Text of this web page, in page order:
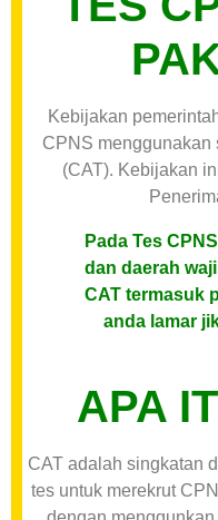
Kebijakan
CPNS menggunakan
(CAT). Kebijakan
Pada Tes
dan daerah
CAT termasuk
anda lamar
APA
CAT adalah singkatan
tes untuk merekrut